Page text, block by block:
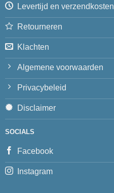
Levertijd en verzendkosten
Retourneren
Klachten
Algemene voorwaarden
Privacybeleid
Disclaimer
SOCIALS
Facebook
Instagram